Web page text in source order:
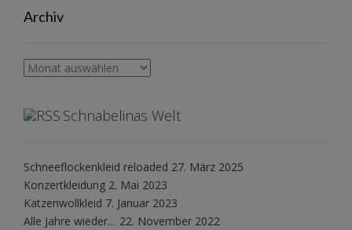
Archiv
Archiv
Schnabelinas Welt
Schneeflockenkleid reloaded 27. März 2025
Konzertkleidung 2. Mai 2023
Katzenwollkleid 7. Januar 2023
Alle Jahre wieder… 22. November 2022